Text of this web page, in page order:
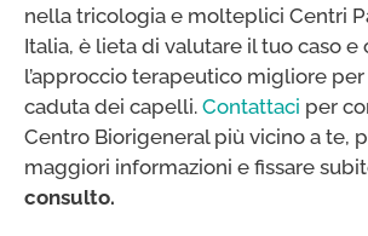
nella tricologia e molteplici Centri
Italia, è lieta di valutare il tuo caso e
l’approccio terapeutico migliore
caduta dei capelli. Contattaci per
Centro Biorigeneral più vicino a te,
maggiori informazioni e fissare
consulto.